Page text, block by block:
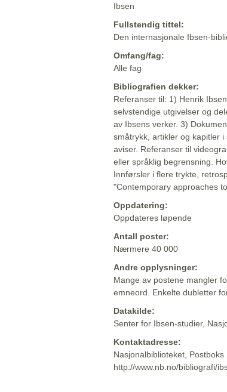
Ibsen
Fullstendig tittel:
Den internasjonale Ibsen-
Omfang/fag:
Alle fag
Bibliografien dekker:
Referanser til: 1) Henrik
selvstendige utgivelser og
av Ibsens verker. 3)
småtrykk, artikler og kapitler
aviser. Referanser til
eller språklig begrensning.
Innførsler i flere trykte,
"Contemporary approaches
Oppdatering:
Oppdateres løpende
Antall poster:
Nærmere 40 000
Andre opplysninger:
Mange av postene mangler
emneord. Enkelte dubletter
Datakilde:
Senter for Ibsen-studier,
Kontaktadresse:
Nasjonalbiblioteket,
http://www.nb.no/bibliografi/